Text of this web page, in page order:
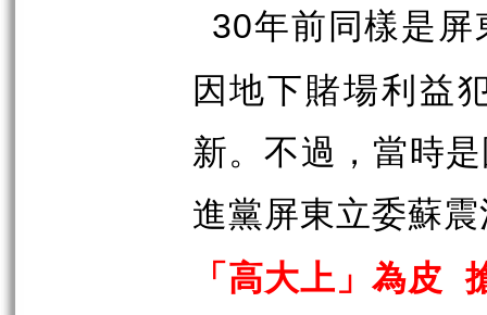
30年前同樣是
因地下賭場利益
新。不過，當時
進黨屏東立委蘇
「高大上」為皮